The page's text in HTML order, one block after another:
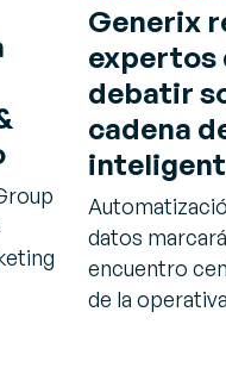
Generix
expertos
debatir
cadena
datos
encuentro
de la